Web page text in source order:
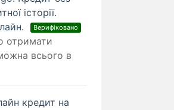
історії.
Верифіковано
отримати
всього в
кредит на